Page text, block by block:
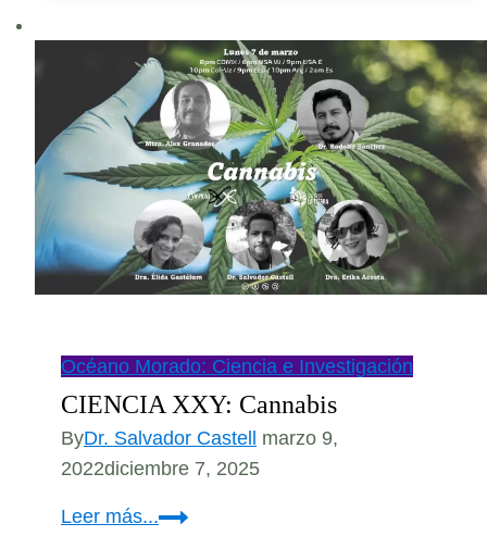
Océano Morado: Ciencia e Investigación
CIENCIA XXY: Cannabis
ByDr. Salvador Castell marzo 9,
2022diciembre 7, 2025
Leer más...CIENCIA